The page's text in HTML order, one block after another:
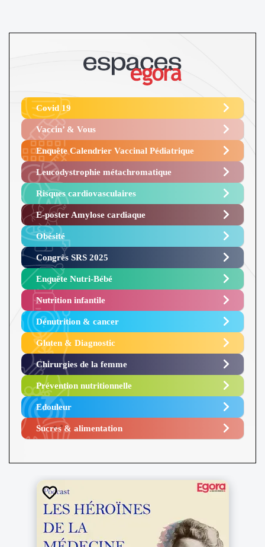
Covid 19
Vaccin’ & Vous
Enquête Calendrier Vaccinal Pédiatrique
Leucodystrophie métachromatique
Risques cardiovasculaires
E-poster Amylose cardiaque ​
Obésité ​
Congrès SRS 2025 ​
Enquête Nutri-Bébé ​
Nutrition infantile
Dénutrition & cancer
Gluten & Diagnostic
Chirurgies de la femme
Prévention nutritionnelle
Edouleur​
Sucres & alimentation​